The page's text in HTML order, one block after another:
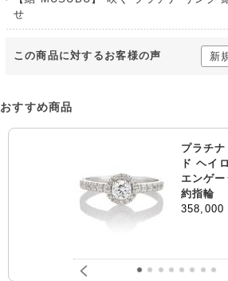
せ
この商品に対するお客様の声 新
おすすめ商品
プラチ
ド ヘイ
エンゲ
約指輪
358,000